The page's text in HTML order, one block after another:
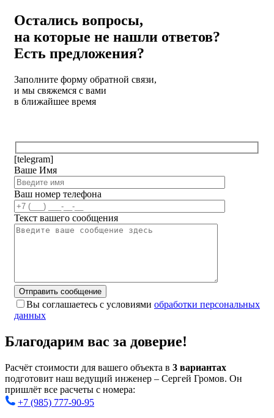
Остались вопросы,
на которые не нашли ответов?
Есть предложения?
Заполните форму обратной связи,
и мы свяжемся с вами
в ближайшее время
[telegram]
Ваше Имя
Ваш номер телефона
Текст вашего сообщения
Вы соглашаетесь с условиями обработки персональных
данных
Благодарим вас за доверие!
Расчёт стоимости для вашего объекта в 3 вариантах
подготовит наш ведущий инженер – Сергей Громов. Он
пришлёт все расчеты с номера:
+7 (985) 777-90-95